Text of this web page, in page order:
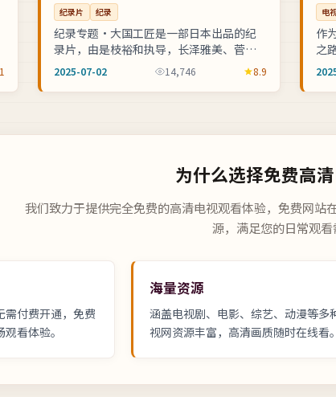
纪录片 纪录
纪录专题·大国工匠是一部日本出品的纪
录片，由是枝裕和执导，长泽雅美、菅田
将晖、木村拓哉等联袂主演。2025年07月
02日在主流高清频道首播，法治...
2025-07-02 14,746 8.9
电
作
之
汤
为什么选择免费高
我们致力于提供完全免费的高清电视观看体验， 免费网站
源，满足您的日常观看
付费开通， 免费
看体验。
海量资源
涵盖电视剧、电影、综艺、动漫等多
视网资源丰富，高清画质随时在线看。